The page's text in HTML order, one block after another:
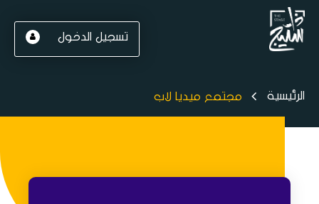
تسجيل الدخول
الرئيسية مجتمع ميديا لاب